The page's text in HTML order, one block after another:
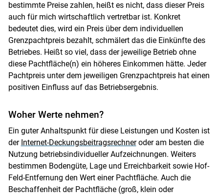
Skip to main content
bestimmte Preise zahlen, heißt es nicht, dass dieser Preis
auch für mich wirtschaftlich vertretbar ist. Konkret
bedeutet dies, wird ein Preis über dem individuellen
Grenzpachtpreis bezahlt, schmälert das die Einkünfte des
Betriebes. Heißt so viel, dass der jeweilige Betrieb ohne
diese Pachtfläche(n) ein höheres Einkommen hätte. Jeder
Pachtpreis unter dem jeweiligen Grenzpachtpreis hat einen
positiven Einfluss auf das Betriebsergebnis.
Woher Werte nehmen?
Ein guter Anhaltspunkt für diese Leistungen und Kosten ist
der Internet-Deckungsbeitragsrechneroder am besten die
Nutzung betriebsindividueller Aufzeichnungen. Weiters
bestimmen Bodengüte, Lage und Erreichbarkeit sowie Hof-
Feld-Entfernung den Wert einer Pachtfläche. Auch die
Beschaffenheit der Pachtfläche (groß, klein oder